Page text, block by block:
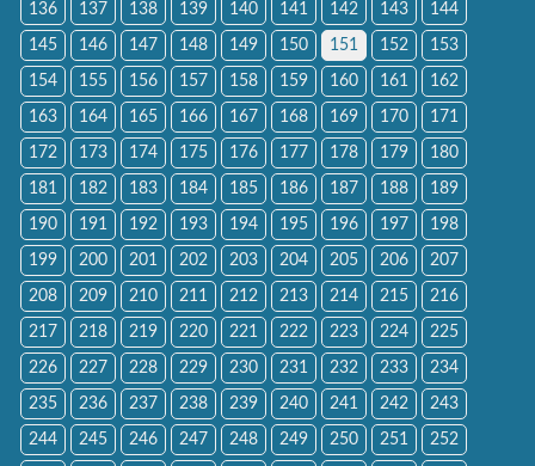
136 137 138 139 140 141 142 143 144
145 146 147 148 149 150 151 152 153
154 155 156 157 158 159 160 161 162
163 164 165 166 167 168 169 170 171
172 173 174 175 176 177 178 179 180
181 182 183 184 185 186 187 188 189
190 191 192 193 194 195 196 197 198
199 200 201 202 203 204 205 206 207
208 209 210 211 212 213 214 215 216
217 218 219 220 221 222 223 224 225
226 227 228 229 230 231 232 233 234
235 236 237 238 239 240 241 242 243
244 245 246 247 248 249 250 251 252